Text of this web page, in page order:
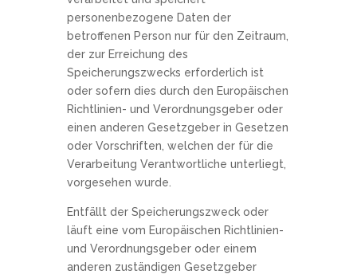
personenbezogene Daten der
betroffenen Person nur für den Zeitraum,
der zur Erreichung des
Speicherungszwecks erforderlich ist
oder sofern dies durch den Europäischen
Richtlinien- und Verordnungsgeber oder
einen anderen Gesetzgeber in Gesetzen
oder Vorschriften, welchen der für die
Verarbeitung Verantwortliche unterliegt,
vorgesehen wurde.
Entfällt der Speicherungszweck oder
läuft eine vom Europäischen Richtlinien-
und Verordnungsgeber oder einem
anderen zuständigen Gesetzgeber